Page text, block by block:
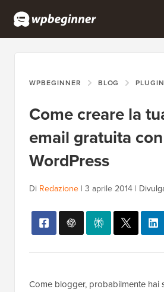
WPBEGINNER BLOG PLUGIN
Come creare la
email gratuita con
WordPress
Di Redazione | 3 aprile 2014 |
Come blogger, probabilmente hai